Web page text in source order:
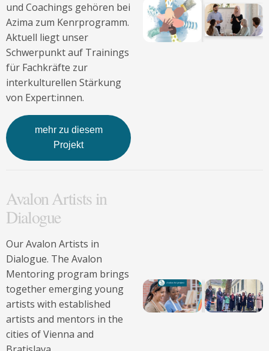
und Coachings gehören bei
Azima zum Kenrprogramm.
Aktuell liegt unser
Schwerpunkt auf Trainings
für Fachkräfte zur
interkulturellen Stärkung
von Expert:innen.
mehr zu diesem
Projekt
Avalon Artists in
Dialogue
Our Avalon Artists in
Dialogue. The Avalon
Mentoring program brings
together emerging young
artists with established
artists and mentors in the
cities of Vienna and